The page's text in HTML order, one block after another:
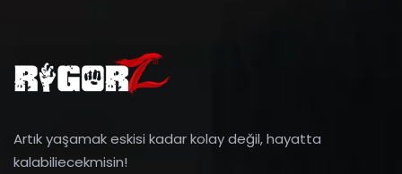
Artık yaşamak eskisi kadar kolay değil, hayatta
kalabiliecekmisin!